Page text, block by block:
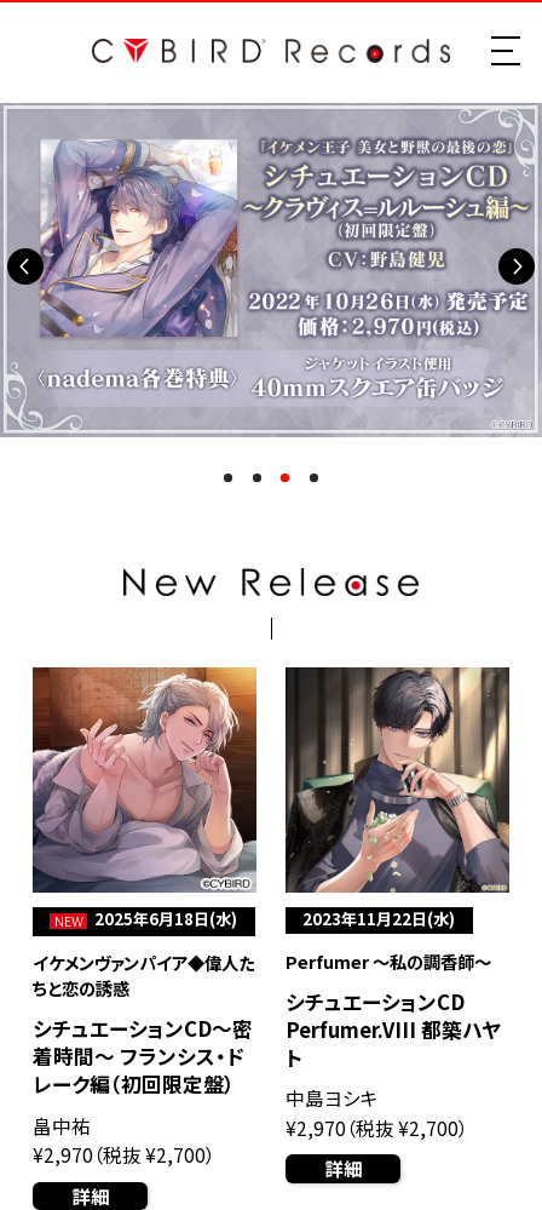
NEW 2025年6月18日(水)
イケメンヴァンパイア◆偉人た
ちと恋の誘惑
シチュエーションCD～密
着時間～ フランシス・ド
レーク編（初回限定盤）
畠中祐
¥2,970（税抜 ¥2,700）
詳細
2023年11月22日(水)
Perfumer ～私の調香師～
シチュエーションCD
Perfumer.VIII 都築ハヤ
ト
中島ヨシキ
¥2,970（税抜 ¥2,700）
詳細